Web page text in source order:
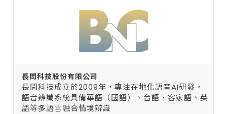
長問科技股份有限公司
長問科技成立於2009年，專注在地化語音AI研發，
語音辨識系統具備華語（國語）、台語、客家語、英
語等多語言融合情境辨識